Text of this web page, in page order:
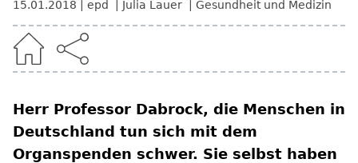
15.01.2018 epd Julia Lauer Gesundheit und Medizin
Herr Professor Dabrock, die Menschen in
Deutschland tun sich mit dem
Organspenden schwer. Sie selbst haben